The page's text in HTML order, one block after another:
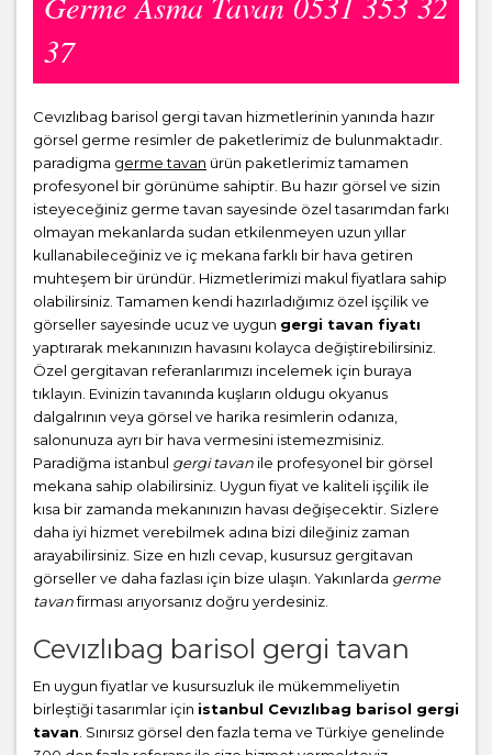
37
Cevızlıbag barisol gergi tavan hizmetlerinin yanında hazır
görsel germe resimler de paketlerimiz de bulunmaktadır.
paradigma germe tavan ürün paketlerimiz tamamen
profesyonel bir görünüme sahiptir. Bu hazır görsel ve sizin
isteyeceğiniz germe tavan sayesinde özel tasarımdan farkı
olmayan mekanlarda sudan etkilenmeyen uzun yıllar
kullanabileceğiniz ve iç mekana farklı bir hava getiren
muhteşem bir üründür. Hizmetlerimizi makul fiyatlara sahip
olabilirsiniz. Tamamen kendi hazırladığımız özel işçilik ve
görseller sayesinde ucuz ve uygun gergi tavan fiyatı
yaptırarak mekanınızın havasını kolayca değiştirebilirsiniz.
Özel gergitavan referanlarımızı incelemek için buraya
tıklayın. Evinizin tavanında kuşların oldugu okyanus
dalgalrının veya görsel ve harika resimlerin odanıza,
salonunuza ayrı bir hava vermesini istemezmisiniz.
Paradiğma istanbul gergi tavan ile profesyonel bir görsel
mekana sahip olabilirsiniz. Uygun fiyat ve kaliteli işçilik ile
kısa bir zamanda mekanınızın havası değişecektir. Sizlere
daha iyi hizmet verebilmek adına bizi dileğiniz zaman
arayabilirsiniz. Size en hızlı cevap, kusursuz gergitavan
görseller ve daha fazlası için bize ulaşın. Yakınlarda germe
tavanfirması arıyorsanız doğru yerdesiniz.
Cevızlıbag barisol gergi tavan
En uygun fiyatlar ve kusursuzluk ile mükemmeliyetin
birleştiği tasarımlar için istanbul Cevızlıbag barisol gergi
tavan . Sınırsız görsel den fazla tema ve Türkiye genelinde